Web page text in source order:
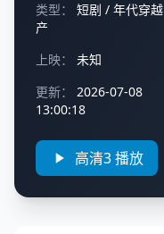
类型：
短剧 / 年代穿越
产
上映： 未知
更新：
2026-07-08
13:00:18
高清3 播放